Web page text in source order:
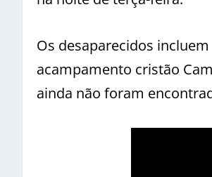
Os desaparecidos
acampamento cristão
ainda não foram